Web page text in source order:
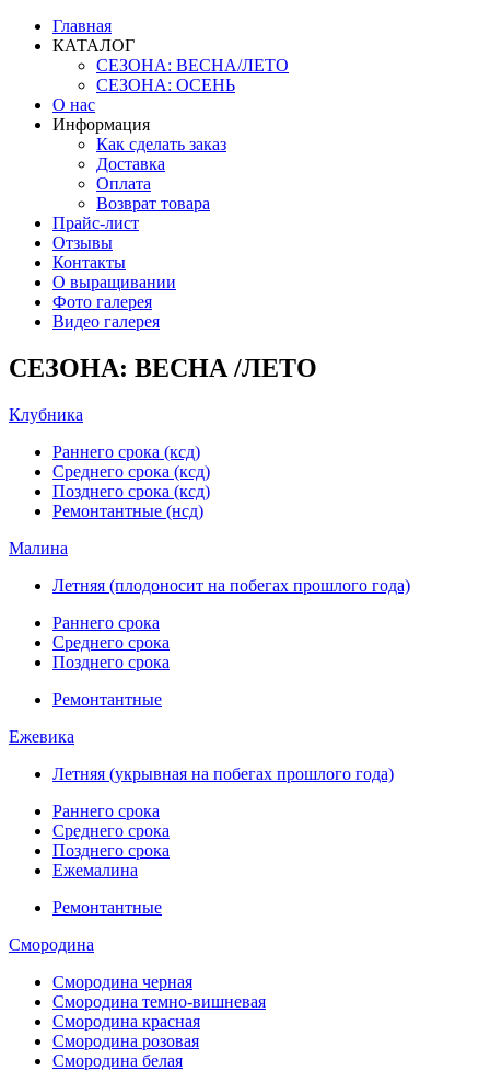
Главная
КАТАЛОГ
СЕЗОНА: ВЕСНА/ЛЕТО
СЕЗОНА: ОСЕНЬ
О нас
Информация
Как сделать заказ
Доставка
Оплата
Возврат товара
Прайс-лист
Отзывы
Контакты
О выращивании
Фото галерея
Видео галерея
СЕЗОНА: ВЕСНА /ЛЕТО
Клубника
Раннего срока (ксд)
Среднего срока (ксд)
Позднего срока (ксд)
Ремонтантные (нсд)
Малина
Летняя (плодоносит на побегах прошлого года)
Раннего срока
Среднего срока
Позднего срока
Ремонтантные
Ежевика
Летняя (укрывная на побегах прошлого года)
Раннего срока
Среднего срока
Позднего срока
Ежемалина
Ремонтантные
Смородина
Смородина черная
Смородина темно-вишневая
Смородина красная
Смородина розовая
Смородина белая